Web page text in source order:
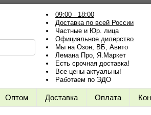
09:00 - 18:00
Доставка по всей России
Частные и Юр. лица
Официальное дилерство
Мы на Озон, ВБ, Авито
Лемана Про, Я.Маркет
Есть срочная доставка!
Все цены актуальны!
Работаем по ЭДО
Оптом Доставка Оплата